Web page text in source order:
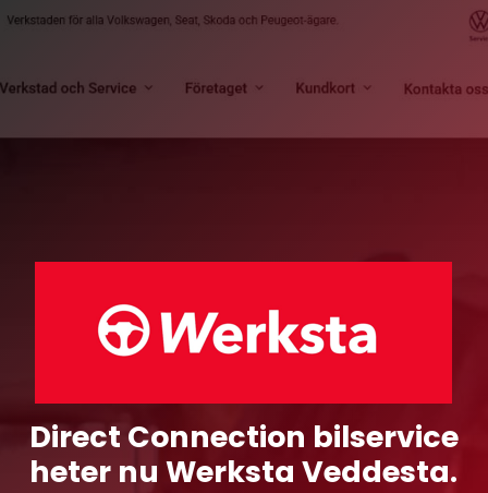
Skip
main
Direct Connection bilservice
heter nu Werksta Veddesta.